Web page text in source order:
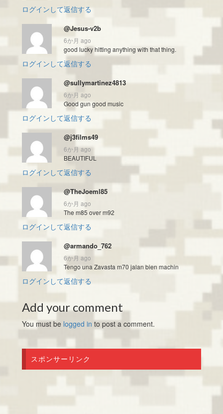
ログインして返信する
@Jesus-v2b
6か月 ago
good lucky hitting anything with that thing.
ログインして返信する
@sullymartinez4813
6か月 ago
Good gun good music
ログインして返信する
@j3films49
6か月 ago
BEAUTIFUL
ログインして返信する
@TheJoeml85
6か月 ago
The m85 over m92
ログインして返信する
@armando_762
6か月 ago
Tengo una Zavasta m70 jalan bien machin
ログインして返信する
Add your comment
You must be logged in to post a comment.
スポンサーリンク